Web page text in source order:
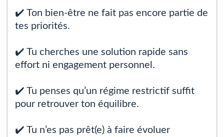
✔️ Ton bien-être ne fait pas encore partie de
tes priorités.
✔️ Tu cherches une solution rapide sans
effort ni engagement personnel.
✔️ Tu penses qu’un régime restrictif suffit
pour retrouver ton équilibre.
✔️ Tu n’es pas prêt(e) à faire évoluer